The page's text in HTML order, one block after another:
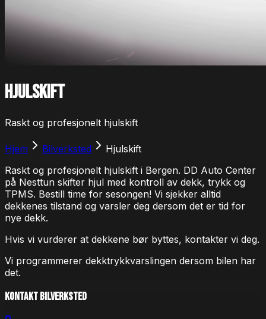
Hjulskift
Raskt og profesjonelt hjulskift
Hjem Bilverksted
Hjulskift
Raskt og profesjonelt hjulskift i Bergen. DD Auto Center
på Nesttun skifter hjul med kontroll av dekk, trykk og
TPMS. Bestill time for sesongen! Vi sjekker alltid
dekkenes tilstand og varsler deg dersom det er tid for
nye dekk.
Hvis vi vurderer at dekkene bør byttes, kontakter vi deg.
Vi programmerer dekktrykkvarslingen dersom bilen har
det.
Kontakt Bilverksted